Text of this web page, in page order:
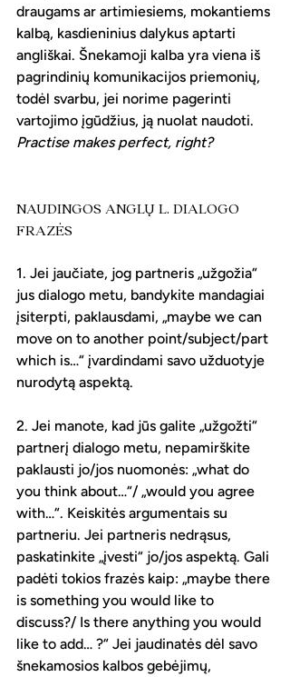
draugams ar artimiesiems, mokantiems
kalbą, kasdieninius dalykus aptarti
angliškai. Šnekamoji kalba yra viena iš
pagrindinių komunikacijos priemonių,
todėl svarbu, jei norime pagerinti
vartojimo įgūdžius, ją nuolat naudoti.
Practise makes perfect, right?
NAUDINGOS ANGLŲ L. DIALOGO
FRAZĖS
1. Jei jaučiate, jog partneris „užgožia“
jus dialogo metu, bandykite mandagiai
įsiterpti, paklausdami, „maybe we can
move on to another point/subject/part
which is…“ įvardindami savo užduotyje
nurodytą aspektą.
2. Jei manote, kad jūs galite „užgožti“
partnerį dialogo metu, nepamirškite
paklausti jo/jos nuomonės: „what do
you think about…“/ „would you agree
with…“. Keiskitės argumentais su
partneriu. Jei partneris nedrąsus,
paskatinkite „įvesti“ jo/jos aspektą. Gali
padėti tokios frazės kaip: „maybe there
is something you would like to
discuss?/ Is there anything you would
like to add… ?“ Jei jaudinatės dėl savo
šnekamosios kalbos gebėjimų,